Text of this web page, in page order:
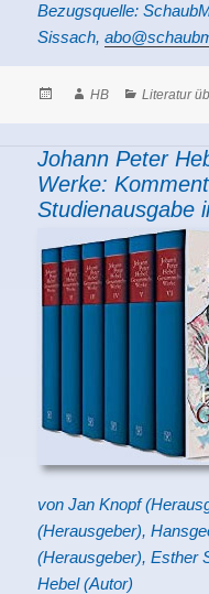
Bezugsquelle:
Sissach,
PostedAuthor
HB Categories
Literatur
Johann Peter
Werke:
Studienausgabe
von Jan Knopf
(Herausgeber),
(Herausgeber), Esther
Hebel (Autor)